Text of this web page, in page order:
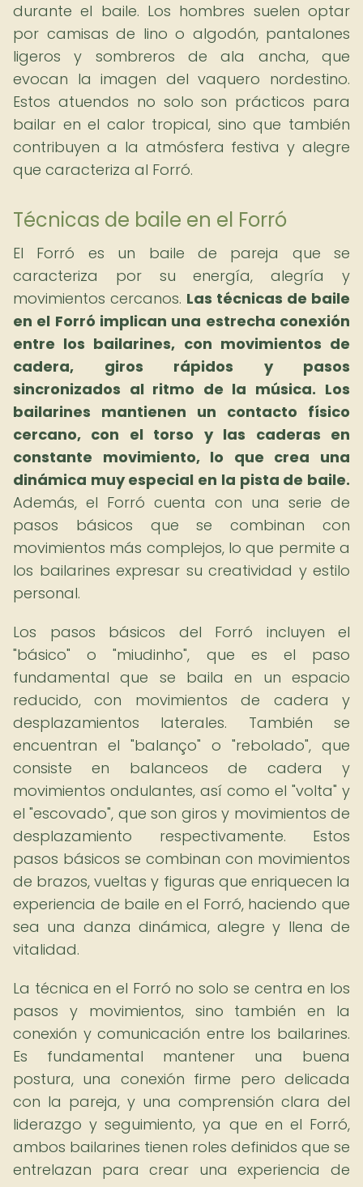
durante el baile. Los hombres suelen optar
por camisas de lino o algodón, pantalones
ligeros y sombreros de ala ancha, que
evocan la imagen del vaquero nordestino.
Estos atuendos no solo son prácticos para
bailar en el calor tropical, sino que también
contribuyen a la atmósfera festiva y alegre
que caracteriza al Forró.
Técnicas de baile en el Forró
El Forró es un baile de pareja que se
caracteriza por su energía, alegría y
movimientos cercanos. Las técnicas de baile
en el Forró implican una estrecha conexión
entre los bailarines, con movimientos de
cadera, giros rápidos y pasos
sincronizados al ritmo de la música. Los
bailarines mantienen un contacto físico
cercano, con el torso y las caderas en
constante movimiento, lo que crea una
dinámica muy especial en la pista de baile.
Además, el Forró cuenta con una serie de
pasos básicos que se combinan con
movimientos más complejos, lo que permite a
los bailarines expresar su creatividad y estilo
personal.
Los pasos básicos del Forró incluyen el
"básico" o "miudinho", que es el paso
fundamental que se baila en un espacio
reducido, con movimientos de cadera y
desplazamientos laterales. También se
encuentran el "balanço" o "rebolado", que
consiste en balanceos de cadera y
movimientos ondulantes, así como el "volta" y
el "escovado", que son giros y movimientos de
desplazamiento respectivamente. Estos
pasos básicos se combinan con movimientos
de brazos, vueltas y figuras que enriquecen la
experiencia de baile en el Forró, haciendo que
sea una danza dinámica, alegre y llena de
vitalidad.
La técnica en el Forró no solo se centra en los
pasos y movimientos, sino también en la
conexión y comunicación entre los bailarines.
Es fundamental mantener una buena
postura, una conexión firme pero delicada
con la pareja, y una comprensión clara del
liderazgo y seguimiento, ya que en el Forró,
ambos bailarines tienen roles definidos que se
entrelazan para crear una experiencia de